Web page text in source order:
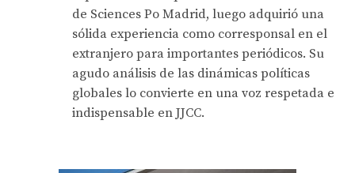
de Sciences Po Madrid, luego adquirió una
sólida experiencia como corresponsal en el
extranjero para importantes periódicos. Su
agudo análisis de las dinámicas políticas
globales lo convierte en una voz respetada e
indispensable en JJCC.